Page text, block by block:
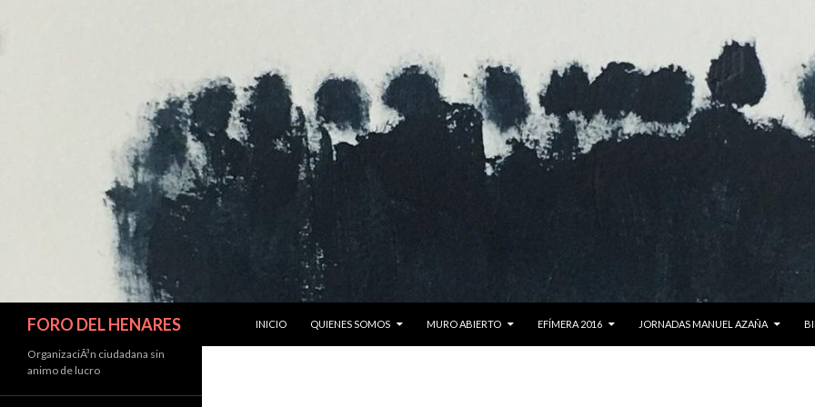
FORO DEL HENARES
INICIO
QUIENES SOMOS MURO ABIERTO EFÍMERA 2016 JORNADAS MANUEL AZAÑA
OrganizaciÃ³n ciudadana sin
animo de lucro